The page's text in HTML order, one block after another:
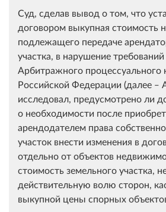
Суд, сделав вывод о том, что
договором выкупная стоимость
подлежащего передаче
участка, в нарушение требований
Арбитражного процессуального
Российской Федерации (далее
исследовал, предусмотрено ли
о необходимости после
арендодателем права
участок внести изменения в
отдельно от объектов
стоимость земельного участка,
действительную волю сторон,
выкупной цены спорных